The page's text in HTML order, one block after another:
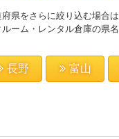
県をさらに絞り込む場合
ーム・レンタル倉庫の県
長野 富山